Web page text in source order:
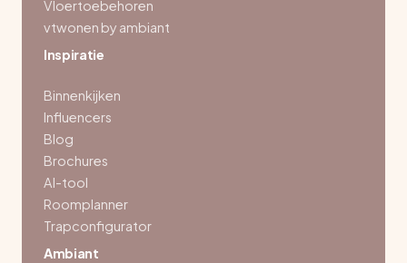
Vloertoebehoren
vtwonen by ambiant
Inspiratie
Binnenkijken
Influencers
Blog
Brochures
AI-tool
Roomplanner
Trapconfigurator
Ambiant